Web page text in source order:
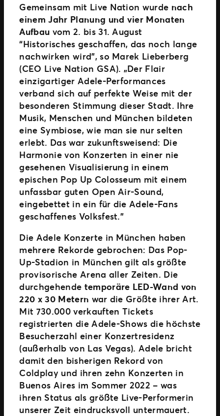
Gemeinsam mit Live Nation wurde nach
einem Jahr Planung und vier Monaten
Aufbau vom 2. bis 31. August
“Historisches geschaffen, das noch lange
nachwirken wird”, so Marek Lieberberg
(CEO Live Nation GSA). „Der Flair
einzigartiger Adele-Performances
verband sich auf perfekte Weise mit der
besonderen Stimmung dieser Stadt. Ihre
Musik, Menschen und München bildeten
eine Symbiose, wie man sie nur selten
erlebt. Das war zukunftsweisend: Die
Harmonie von Konzerten in einer nie
gesehenen Visualisierung in einem
epischen Pop Up Colosseum mit einem
unfassbar guten Open Air-Sound,
eingebettet in ein für die Adele-Fans
geschaffenes Volksfest.”
Die Adele Konzerte in München haben
mehrere Rekorde gebrochen: Das Pop-
Up-Stadion in München gilt als größte
provisorische Arena aller Zeiten. Die
durchgehende temporäre LED-Wand von
220 x 30 Metern war die Größte ihrer Art.
Mit 730.000 verkauften Tickets
registrierten die Adele-Shows die höchste
Besucherzahl einer Konzertresidenz
(außerhalb von Las Vegas). Adele bricht
damit den bisherigen Rekord von
Coldplay und ihren zehn Konzerten in
Buenos Aires im Sommer 2022 – was
ihren Status als größte Live-Performerin
unserer Zeit eindrucksvoll untermauert.